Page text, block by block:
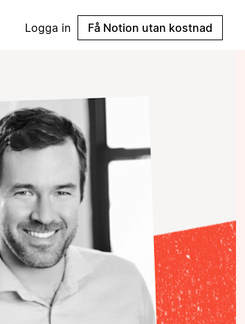
Logga in Få Notion utan kostnad